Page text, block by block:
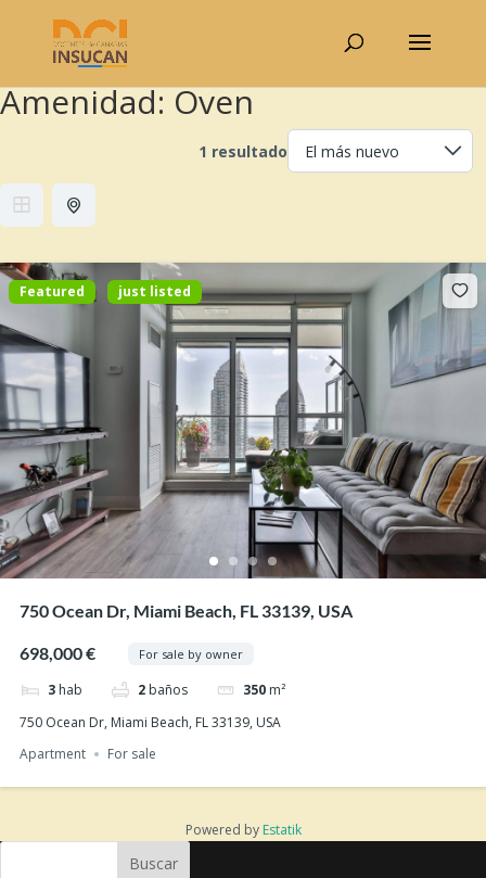
Amenidad:Oven
1 resultado
Featured just listed
750 Ocean Dr, Miami Beach, FL 33139, USA
698,000 € For sale by owner
3 hab 2 baños 350 m²
750 Ocean Dr, Miami Beach, FL 33139, USA
Apartment
For sale
Powered by Estatik
Buscar